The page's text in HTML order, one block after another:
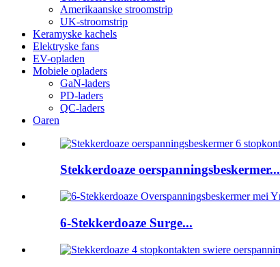
Amerikaanske stroomstrip
UK-stroomstrip
Keramyske kachels
Elektryske fans
EV-opladen
Mobiele opladers
GaN-laders
PD-laders
QC-laders
Oaren
Stekkerdoaze oerspanningsbeskermer...
6-Stekkerdoaze Surge...